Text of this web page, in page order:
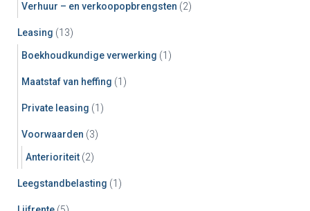
Verhuur – en verkoopopbrengsten (2)
Leasing (13)
Boekhoudkundige verwerking (1)
Maatstaf van heffing (1)
Private leasing (1)
Voorwaarden (3)
Anterioriteit (2)
Leegstandbelasting (1)